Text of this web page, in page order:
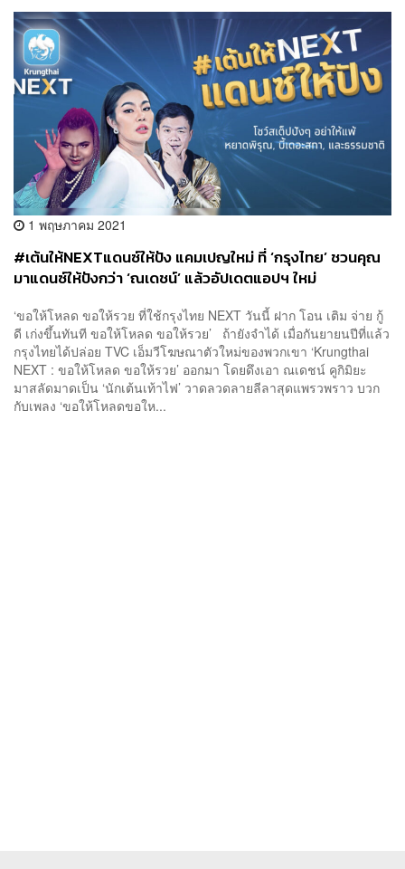
1 พฤษภาคม 2021
#เต้นให้NEXTแดนซ์ให้ปัง แคมเปญใหม่ ที่ ‘กรุงไทย’ ชวนคุณ
มาแดนซ์ให้ปังกว่า ‘ณเดชน์’ แล้วอัปเดตแอปฯ ใหม่
‘ขอให้โหลด ขอให้รวย ที่ใช้กรุงไทย NEXT วันนี้ ฝาก โอน เติม จ่าย กู้
ดี เก่งขึ้นทันที ขอให้โหลด ขอให้รวย’ ถ้ายังจำได้ เมื่อกันยายนปีที่แล้ว
กรุงไทยได้ปล่อย TVC เอ็มวีโฆษณาตัวใหม่ของพวกเขา ‘Krungthai
NEXT : ขอให้โหลด ขอให้รวย’ ออกมา โดยดึงเอา ณเดชน์ คูกิมิยะ
มาสลัดมาดเป็น ‘นักเต้นเท้าไฟ’ วาดลวดลายลีลาสุดแพรวพราว บวก
กับเพลง ‘ขอให้โหลดขอให...